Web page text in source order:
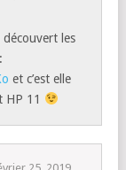
découvert les
et c’est elle
HP 11